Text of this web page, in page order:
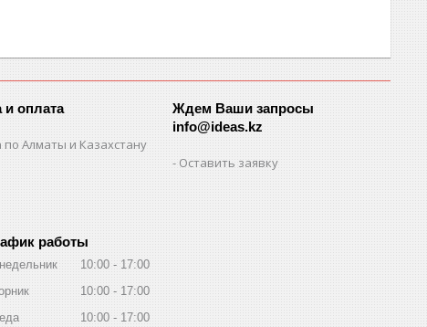
и оплата
по Алматы и Казахстану
Ждем Ваши запросы
info@ideas.kz
Оставить заявку
работы
10:00
17:00
10:00
17:00
10:00
17:00